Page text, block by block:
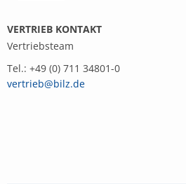
VERTRIEB KONTAKT
Vertriebsteam
Tel.: +49 (0) 711 34801-0
vertrieb@bilz.de